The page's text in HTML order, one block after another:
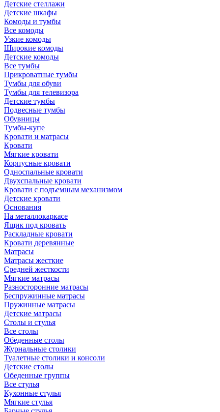
Детские стеллажи
Детские шкафы
Комоды и тумбы
Все комоды
Узкие комоды
Широкие комоды
Детские комоды
Все тумбы
Прикроватные тумбы
Тумбы для обуви
Тумбы для телевизора
Детские тумбы
Подвесные тумбы
Обувницы
Тумбы-купе
Кровати и матрасы
Кровати
Мягкие кровати
Корпусные кровати
Односпальные кровати
Двухспальные кровати
Кровати с подъемным механизмом
Детские кровати
Основания
На металлокаркасе
Ящик под кровать
Раскладные кровати
Кровати деревянные
Матрасы
Матрасы жесткие
Средней жесткости
Мягкие матрасы
Разносторонние матрасы
Беспружинные матрасы
Пружинные матрасы
Детские матрасы
Столы и стулья
Все столы
Обеденные столы
Журнальные столики
Туалетные столики и консоли
Детские столы
Обеденные группы
Все стулья
Кухонные стулья
Мягкие стулья